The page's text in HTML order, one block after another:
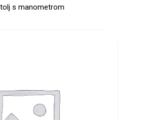
s manometrom